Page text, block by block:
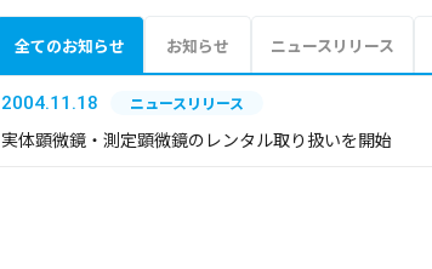
全てのお知らせ お知らせ ニュースリリース
2004.11.18 ニュースリリース
実体顕微鏡・測定顕微鏡のレンタル取り扱いを開始